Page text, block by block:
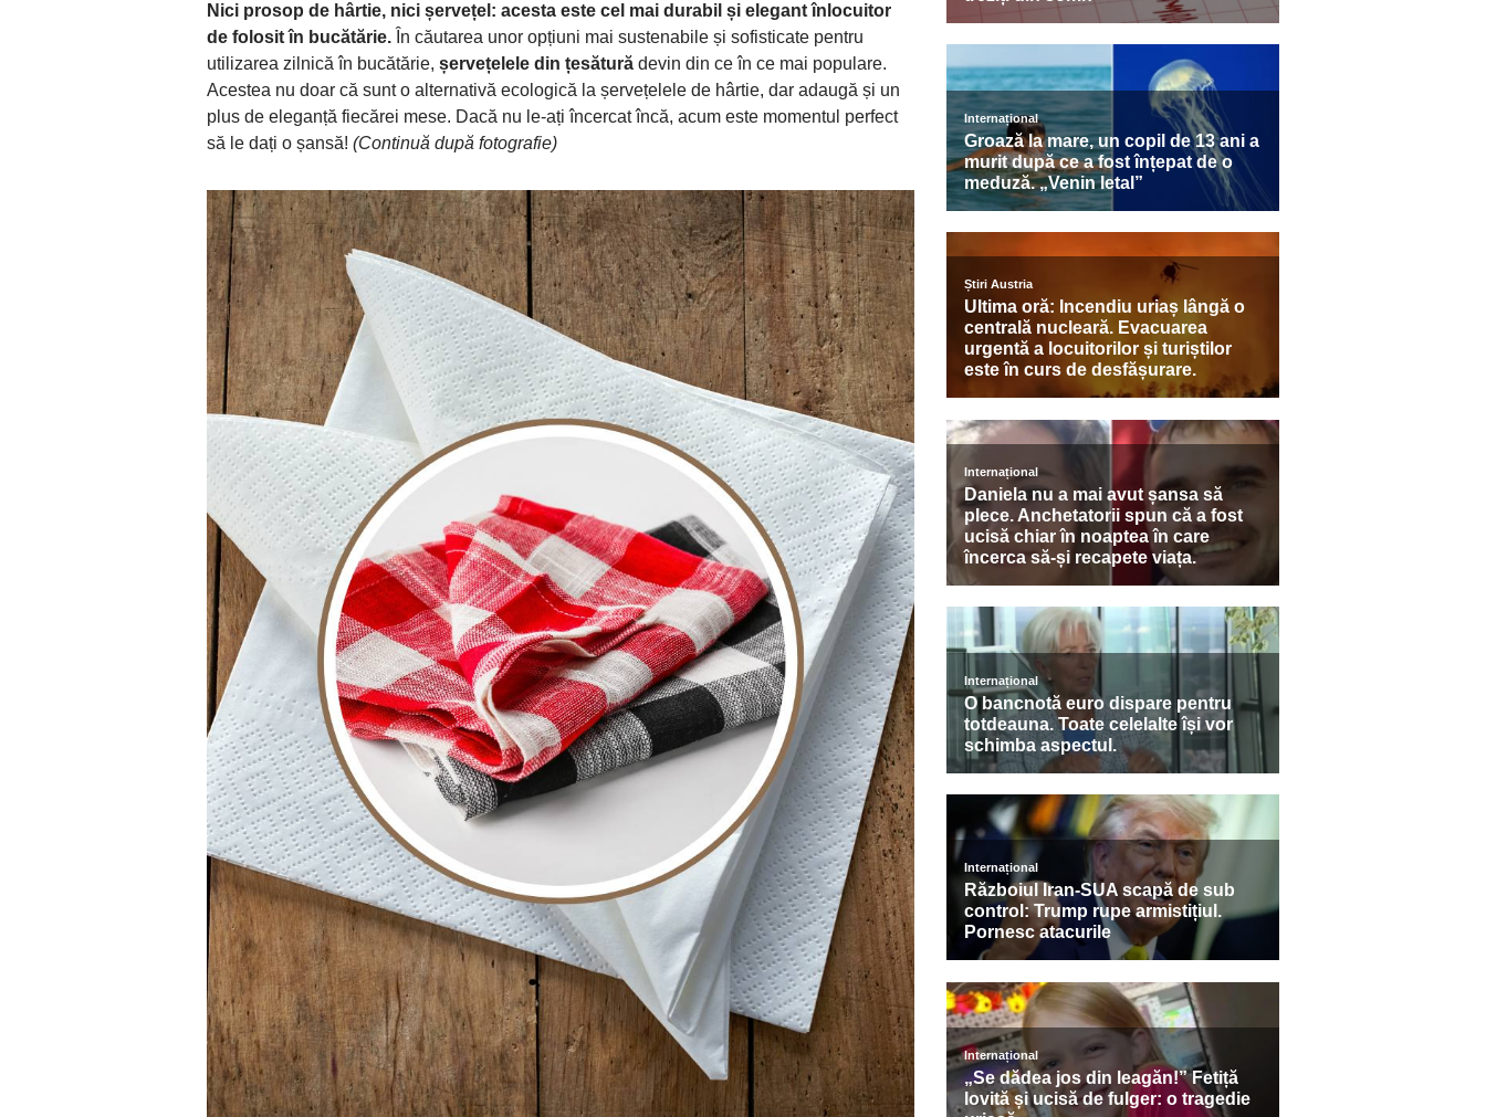
Nici prosop de hârtie, nici șervețel: acesta este cel mai durabil și elegant înlocuitor
de folosit în bucătărie. În căutarea unor opțiuni mai sustenabile și sofisticate pentru
utilizarea zilnică în bucătărie, șervețelele din țesătură devin din ce în ce mai populare.
Acestea nu doar că sunt o alternativă ecologică la șervețelele de hârtie, dar adaugă și un
plus de eleganță fiecărei mese. Dacă nu le-ați încercat încă, acum este momentul perfect
să le dați o șansă! (Continuă după fotografie)